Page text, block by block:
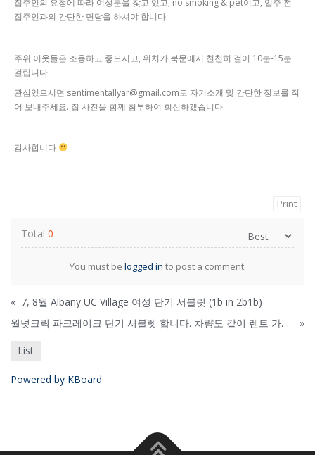
집주인의 요청에 따라 여성분을 찾고 있고, no smoking & pet이고, 입주 전
집주인과의 간단한 면담을 하셔야 합니다.
주위 이웃들은 조용하고 좋으시고, 위치가 북문에서 천천히 걸어 10분-15분
걸립니다.
관심있으시면 sentimentallyar@gmail.com로 자기소개 및 간단한 정보를 적
어 보내주세요. 집 사진을 함께 첨부하여 회신하겠습니다.
감사합니다
Print
Total 0
You must be logged in to post a comment.
« 7, 8월 Albany UC Village 여성 단기 서블릿 (1b in 2b1b)
월넛크릭 파크레이크 단기 서블렛 합니다. 차량도 같이 렌트 가능합니다.
»
List
Powered by KBoard